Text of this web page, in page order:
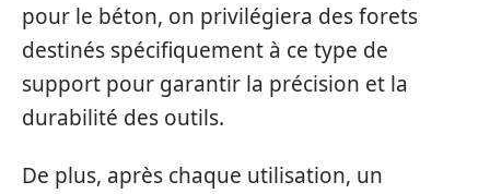
pour le béton, on privilégiera des forets
destinés spécifiquement à ce type de
support pour garantir la précision et la
durabilité des outils.
De plus, après chaque utilisation, un